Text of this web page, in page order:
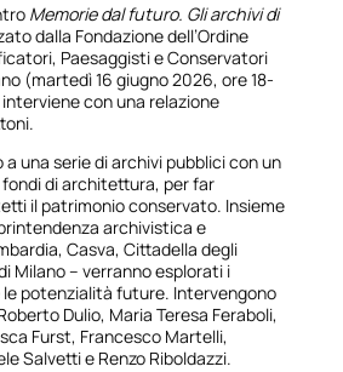
Memorie dal futuro. Gli archivi di
dalla Fondazione dell’Ordine
Paesaggisti e Conservatori
(martedì 16 giugno 2026, ore 18-
con una relazione
a una serie di archivi pubblici con un
di architettura, per far
il patrimonio conservato. Insieme
archivistica e
Casva, Cittadella degli
Milano – verranno esplorati i
potenzialità future. Intervengono
Dulio, Maria Teresa Feraboli,
Furst, Francesco Martelli,
Salvetti e Renzo Riboldazzi.